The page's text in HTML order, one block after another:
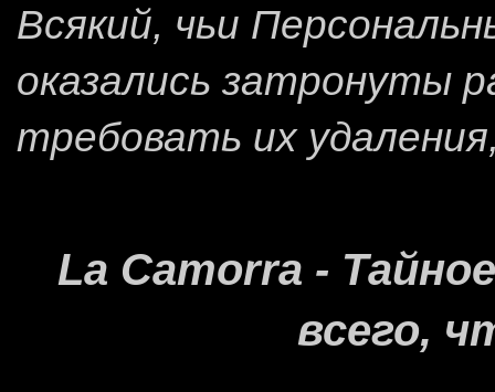
Всякий, чьи
оказались затронуты
требовать их
La Camorra -
всего,